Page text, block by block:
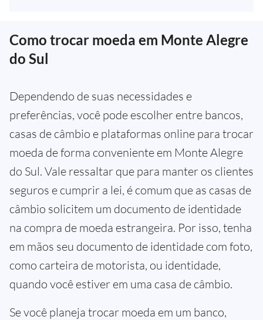
Como trocar moeda em Monte Alegre
do Sul
Dependendo de suas necessidades e
preferências, você pode escolher entre bancos,
casas de câmbio e plataformas online para trocar
moeda de forma conveniente em Monte Alegre
do Sul. Vale ressaltar que para manter os clientes
seguros e cumprir a lei, é comum que as casas de
câmbio solicitem um documento de identidade
na compra de moeda estrangeira. Por isso, tenha
em mãos seu documento de identidade com foto,
como carteira de motorista, ou identidade,
quando você estiver em uma casa de câmbio.
Se você planeja trocar moeda em um banco,